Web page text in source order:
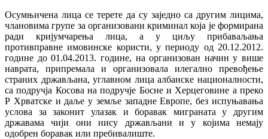
Осумњичена лица се терете да су заједно са другим лицима,
члановима групе за организовани криминал која је формирана
ради кријумчарења лица, а у циљу прибаваљања
противправне имовинске користи, у периоду од 20.12.2012.
године до 01.04.2013. године, на организован начин у више
наврата, припремала и организовала илегално превођење
страних држављана, углавном лица албанске националности,
са подручја Косова на подручје Босне и Херцеговине а преко
Р Хрватске и даље у земље западне Европе, без испуњавања
услова за законит улазак и боравак миграната у другим
државама чији они нису држављани и у којима немају
одобрен боравак или пребивалиште.